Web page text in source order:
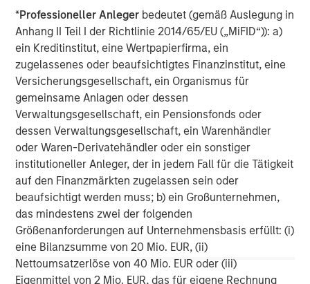
*Professioneller Anleger bedeutet (gemäß Auslegung in
Anhang II Teil I der Richtlinie 2014/65/EU („MiFID“)): a)
ein Kreditinstitut, eine Wertpapierfirma, ein
zugelassenes oder beaufsichtigtes Finanzinstitut, eine
Versicherungsgesellschaft, ein Organismus für
gemeinsame Anlagen oder dessen
Verwaltungsgesellschaft, ein Pensionsfonds oder
dessen Verwaltungsgesellschaft, ein Warenhändler
oder Waren-Derivatehändler oder ein sonstiger
institutioneller Anleger, der in jedem Fall für die Tätigkeit
auf den Finanzmärkten zugelassen sein oder
beaufsichtigt werden muss; b) ein Großunternehmen,
das mindestens zwei der folgenden
Größenanforderungen auf Unternehmensbasis erfüllt: (i)
eine Bilanzsumme von 20 Mio. EUR, (ii)
Nettoumsatzerlöse von 40 Mio. EUR oder (iii)
Eigenmittel von 2 Mio. EUR, das für eigene Rechnung
Morgan Stanley Investment Management, together with
its investment advisory affiliates, has more than 1,300
investment professionals around the world and $1.6
trillion in assets under management or supervision as of
September 30, 2024. Morgan Stanley Investment
Management strives to provide strong long-term
investment performance, outstanding service, and a
comprehensive suite of investment management
solutions to a diverse client base, which includes
governments, institutions, corporations and individuals
worldwide. For further information about Morgan Stanley
Investment Management, please visit
www.morganstanley.com/im
About Morgan Stanley
Morgan Stanley (NYSE: MS) is a leading global financial
services firm providing a wide range of investment